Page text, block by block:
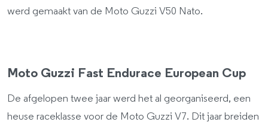
werd gemaakt van de Moto Guzzi V50 Nato.
Moto Guzzi Fast Endurace European Cup
De afgelopen twee jaar werd het al georganiseerd, een
heuse raceklasse voor de Moto Guzzi V7. Dit jaar breiden